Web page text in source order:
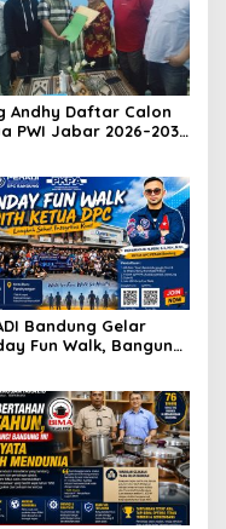
Andhy Daftar Calon
PWI Jabar 2026–2031,
Internasional
Bandung Gelar
Fun Walk, Bangun